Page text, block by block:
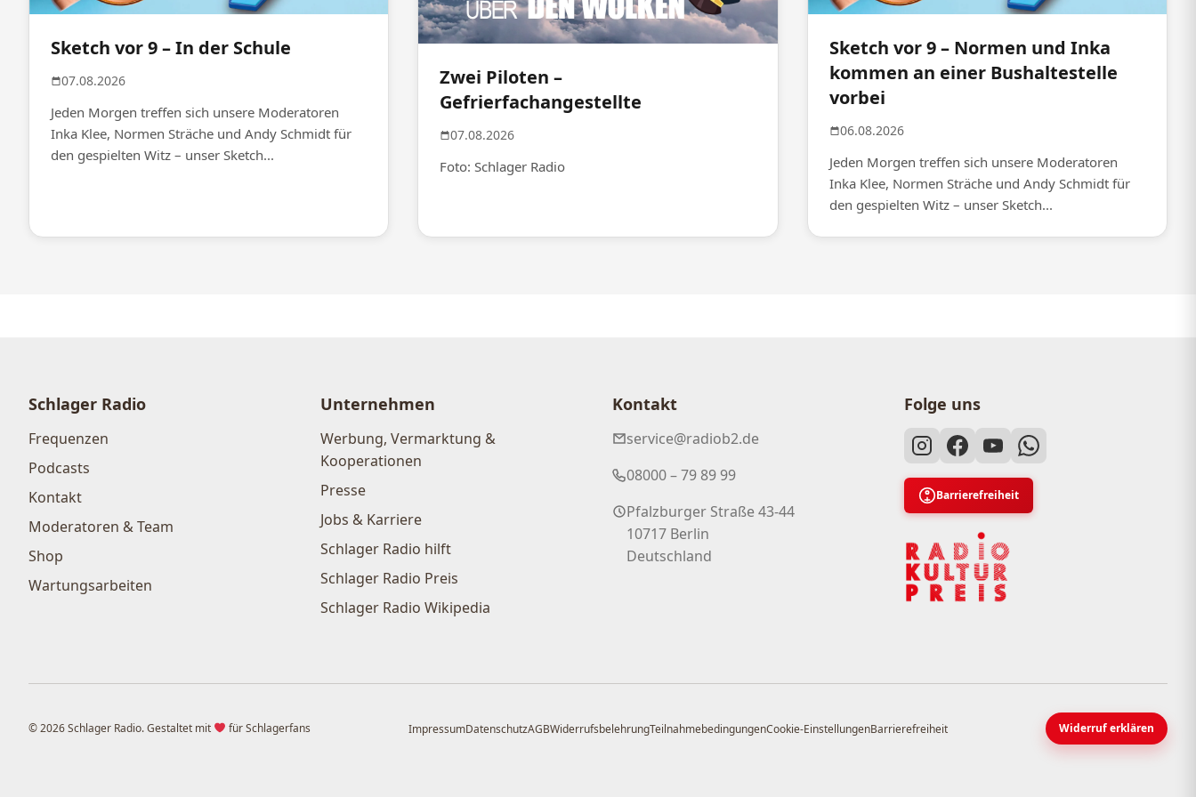
Sketch vor 9 – In der Schule
07.08.2026
Jeden Morgen treffen sich unsere Moderatoren
Inka Klee, Normen Sträche und Andy Schmidt für
den gespielten Witz – unser Sketch...
Zwei Piloten –
Gefrierfachangestellte
07.08.2026
Foto: Schlager Radio
Sketch vor 9 – Normen und Inka
kommen an einer Bushaltestelle
vorbei
06.08.2026
Jeden Morgen treffen sich unsere Moderatoren
Inka Klee, Normen Sträche und Andy Schmidt für
den gespielten Witz – unser Sketch...
Schlager Radio
Frequenzen
Podcasts
Kontakt
Moderatoren & Team
Shop
Wartungsarbeiten
Unternehmen
Werbung, Vermarktung &
Kooperationen
Presse
Jobs & Karriere
Schlager Radio hilft
Schlager Radio Preis
Schlager Radio Wikipedia
Kontakt
service@radiob2.de
08000 – 79 89 99
Pfalzburger Straße 43-44
10717 Berlin
Deutschland
Folge uns
Barrierefreiheit
© 2026 Schlager Radio. Gestaltet mit für Schlagerfans ImpressumDatenschutzAGBWiderrufsbelehrungTeilnahmebedingungenCookie-EinstellungenBarrierefreiheit Widerruf erklären